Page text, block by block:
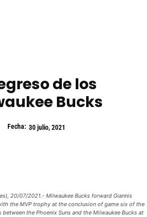
de los
Bucks
Fecha: 30 julio, 2021
20/07/2021.- Milwaukee Bucks forward Giannis
the MVP trophy at the conclusion of game six of the
between the Phoenix Suns and the Milwaukee Bucks at